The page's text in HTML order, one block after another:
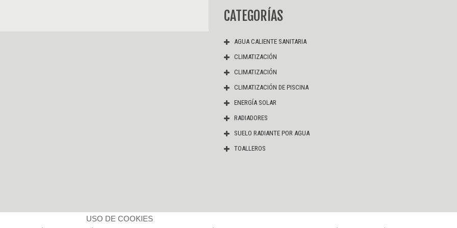
CATEGORÍAS
AGUA CALIENTE SANITARIA
CLIMATIZACIÓN
CLIMATIZACIÓN
CLIMATIZACIÓN DE PISCINA
ENERGÍA SOLAR
RADIADORES
SUELO RADIANTE POR AGUA
TOALLEROS
USO DE COOKIES